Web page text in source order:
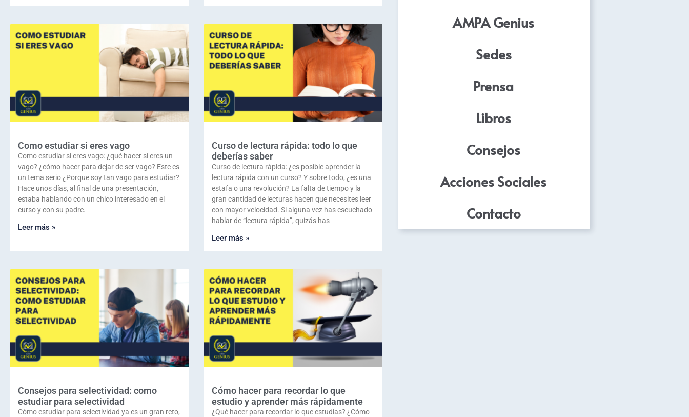
Como estudiar si eres vago
Como estudiar si eres vago: ¿qué hacer si eres un
vago? ¿cómo hacer para dejar de ser vago? Este es
un tema serio ¿Porque soy tan vago para estudiar?
Hace unos días, al final de una presentación,
estaba hablando con un chico interesado en el
curso y con su padre.
Leer más »
Curso de lectura rápida: todo lo que
deberías saber
Curso de lectura rápida: ¿es posible aprender la
lectura rápida con un curso? Y sobre todo, ¿es una
estafa o una revolución? La falta de tiempo y la
gran cantidad de lecturas hacen que necesites leer
con mayor velocidad. Si alguna vez has escuchado
hablar de “lectura rápida”, quizás has
Leer más »
Consejos para selectividad: como
estudiar para selectividad
Cómo estudiar para selectividad ya es un gran reto,
Cómo hacer para recordar lo que
estudio y aprender más rápidamente
¿Qué hacer para recordar lo que estudias? ¿Cómo
AMPA Genius
Sedes
Prensa
Libros
Consejos
Acciones Sociales
Contacto